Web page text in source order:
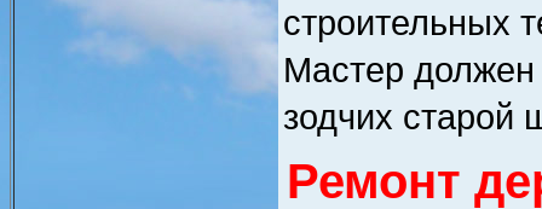
строительных
Мастер
зодчих старой
Ремонт